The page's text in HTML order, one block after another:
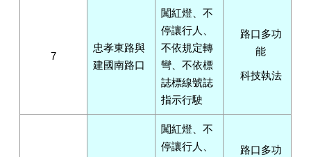
7
忠孝東路與
建國南路口
闖紅燈、不
停讓行人、
不依規定轉
彎、不依標
誌標線號誌
指示行駛
路口多功
能
科技執法
闖紅燈、不
停讓行人、
路口多功